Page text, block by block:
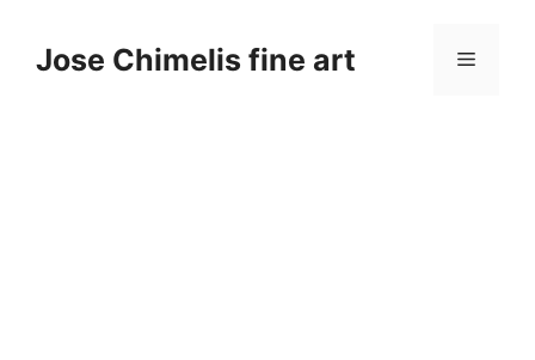
contenido
Jose Chimelis fine art Menú